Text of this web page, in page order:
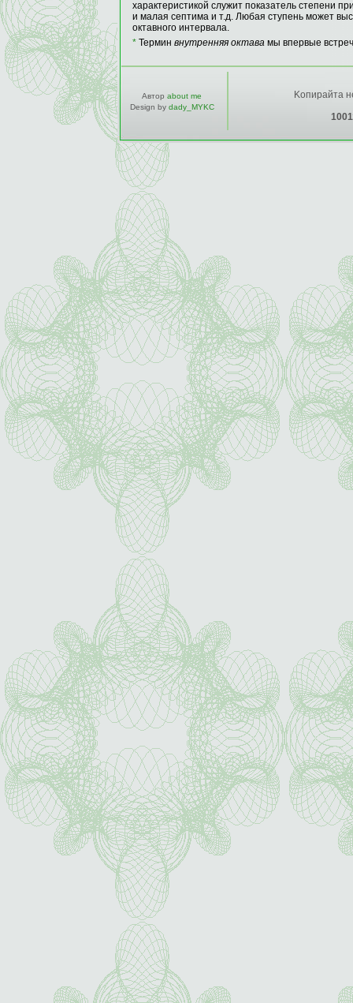
характеристикой служит показатель степени
и малая септима и т.д. Любая ступень может
октавного интервала.
* Термин внутренняя октава мы впервые
Автор about me
Design by dady_MYKC
Kопирайта